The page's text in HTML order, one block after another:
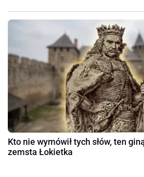
Kto nie wymówił tych słów, ten
zemsta Łokietka